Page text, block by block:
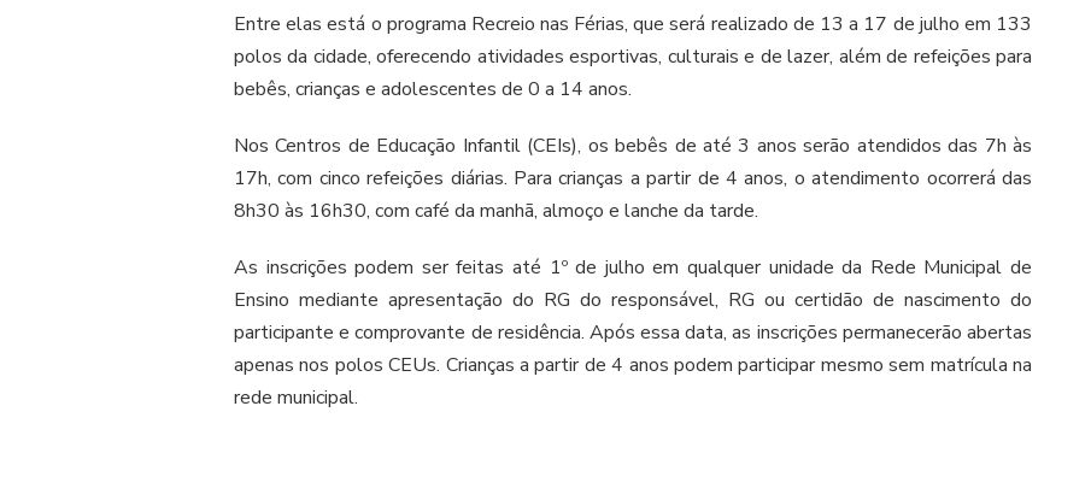
Entre elas está o programa Recreio nas Férias, que será realizado de 13 a 17 de julho em 133
polos da cidade, oferecendo atividades esportivas, culturais e de lazer, além de refeições para
bebês, crianças e adolescentes de 0 a 14 anos.
Nos Centros de Educação Infantil (CEIs), os bebês de até 3 anos serão atendidos das 7h às
17h, com cinco refeições diárias. Para crianças a partir de 4 anos, o atendimento ocorrerá das
8h30 às 16h30, com café da manhã, almoço e lanche da tarde.
As inscrições podem ser feitas até 1º de julho em qualquer unidade da Rede Municipal de
Ensino mediante apresentação do RG do responsável, RG ou certidão de nascimento do
participante e comprovante de residência. Após essa data, as inscrições permanecerão abertas
apenas nos polos CEUs. Crianças a partir de 4 anos podem participar mesmo sem matrícula na
rede municipal.